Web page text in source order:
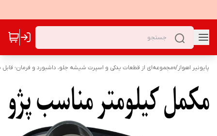
پایونیر اهواز/«مجموعه‌ای از قطعات یدکی و اسپرت شیشه جلو، داشبورد و فرمان؛ قابل